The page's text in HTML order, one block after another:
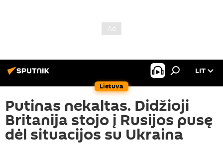
Lietuva
LIT
Putinas nekaltas. Didžioji
Britanija stojo į Rusijos pusę
dėl situacijos su Ukraina